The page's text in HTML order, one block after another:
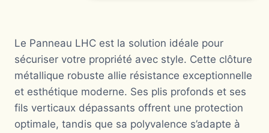
Le Panneau LHC est la solution idéale pour
sécuriser votre propriété avec style. Cette clôture
métallique robuste allie résistance exceptionnelle
et esthétique moderne. Ses plis profonds et ses
fils verticaux dépassants offrent une protection
optimale, tandis que sa polyvalence s’adapte à